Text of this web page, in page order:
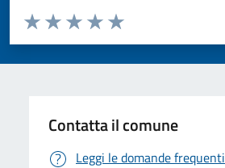
Valuta da 1 a 5 stelle la pagina
Valuta 5 stelle su 5
Valuta 4 stelle su 5
Valuta 3 stelle su 5
Valuta 2 stelle su 5
Valuta 1 stelle su 5
Contatta il comune
Leggi le domande frequenti